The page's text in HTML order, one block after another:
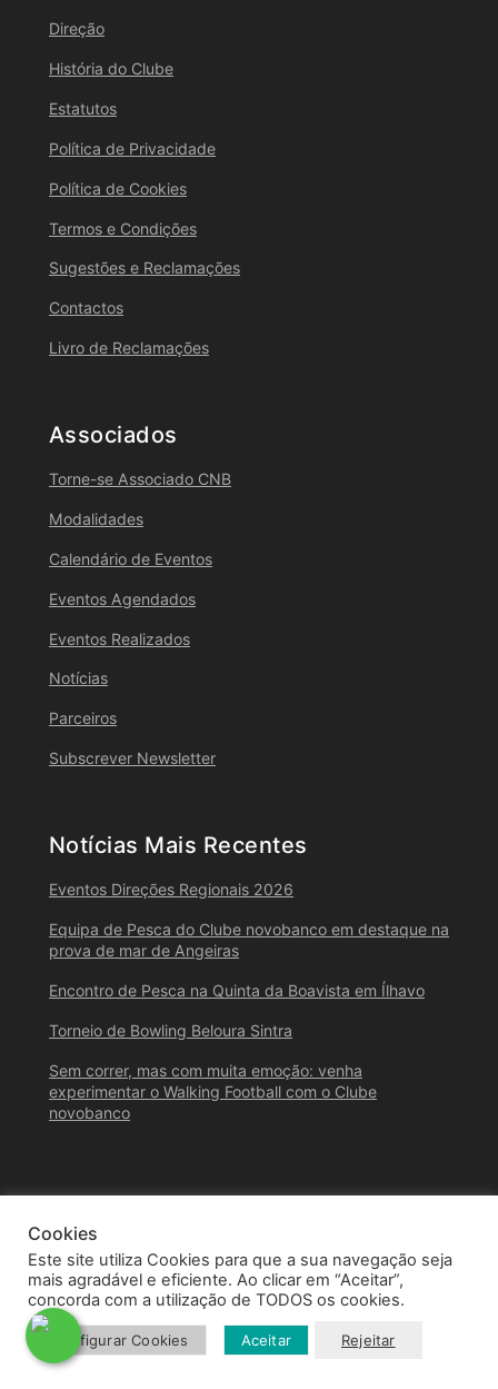
Direção
História do Clube
Estatutos
Política de Privacidade
Política de Cookies
Termos e Condições
Sugestões e Reclamações
Contactos
Livro de Reclamações
Associados
Torne-se Associado CNB
Modalidades
Calendário de Eventos
Eventos Agendados
Eventos Realizados
Notícias
Parceiros
Subscrever Newsletter
Notícias Mais Recentes
Eventos Direções Regionais 2026
Equipa de Pesca do Clube novobanco em destaque na
prova de mar de Angeiras
Encontro de Pesca na Quinta da Boavista em Ílhavo
Torneio de Bowling Beloura Sintra
Sem correr, mas com muita emoção: venha
experimentar o Walking Football com o Clube
novobanco
© 2026 Clube novobanco – Todos os Direitos Reservados
Designed bySantana Digital & Design Studio
Cookies
Este site utiliza Cookies para que a sua navegação seja
mais agradável e eficiente. Ao clicar em “Aceitar”,
concorda com a utilização de TODOS os cookies.
Configurar Cookies Aceitar Rejeitar